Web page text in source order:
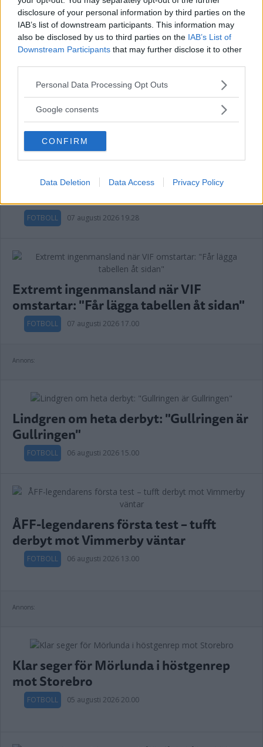
disclosure of your personal information by third parties on the
IAB’s list of downstream participants. This information may
also be disclosed by us to third parties on the IAB’s List of
Downstream Participants that may further disclose it to other
Please note that this website/app uses one or more Google
not limited to your visit or usage behaviour. You may click to
use your data for below specified purposes in below Google
consent section.
Personal Data Processing Opt Outs
Google consents
CONFIRM
Data Deletion Data Access Privacy Policy
moderklubben
FOTBOLL 07 augusti 2026 20.08
DERBY
GULLRINGSGRABBARNA SÄNKTE
GULLRINGEN I DERBYT
FOTBOLL 07 augusti 2026 19.28
Extremt ingenmansland när VIF
omstartar: "Får lägga tabellen åt sidan"
FOTBOLL 07 augusti 2026 17.00
Annons:
Lindgren om heta derbyt: "Gullringen är
Gullringen"
FOTBOLL 06 augusti 2026 15.00
ÅFF-legendarens första test – tufft
derbyt mot Vimmerby väntar
FOTBOLL 06 augusti 2026 13.00
Annons:
Klar seger för Mörlunda i höstgenrep
mot Storebro
FOTBOLL 05 augusti 2026 20.00